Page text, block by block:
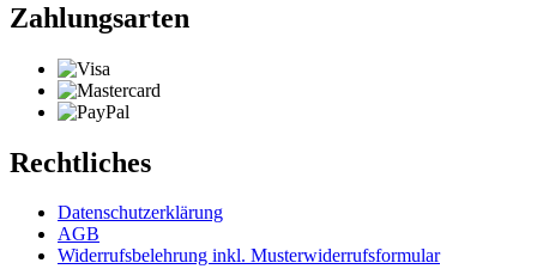
Zahlungsarten
Rechtliches
Datenschutzerklärung
AGB
Widerrufsbelehrung inkl. Musterwiderrufsformular